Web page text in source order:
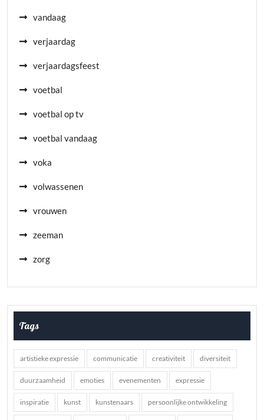
vandaag
verjaardag
verjaardagsfeest
voetbal
voetbal op tv
voetbal vandaag
voka
volwassenen
vrouwen
zeeman
zorg
Tags
artistieke expressie communicatie creativiteit diversiteit
duurzaamheid emoties evenementen expressie
inspiratie kunst kunstenaars persoonlijke ontwikkeling